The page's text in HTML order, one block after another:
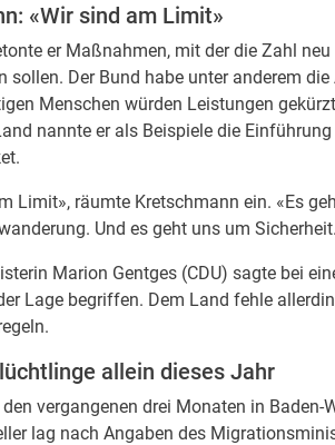
«Wir sind am Limit»
er Maßnahmen, mit der die Zahl
sollen. Der Bund habe unter anderem
Menschen würden Leistungen
nannte er als Beispiele die
Limit», räumte Kretschmann ein. «Es
Und es geht uns um
Marion Gentges (CDU) sagte bei
Lage begriffen. Dem Land fehle
allein dieses Jahr
vergangenen drei Monaten in Baden-
lag nach Angaben des